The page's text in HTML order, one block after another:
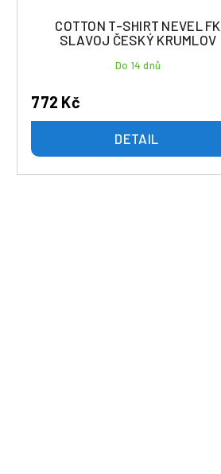
COTTON T-SHIRT NEVEL FK
SLAVOJ ČESKÝ KRUMLOV
Do 14 dnů
772 Kč
DETAIL